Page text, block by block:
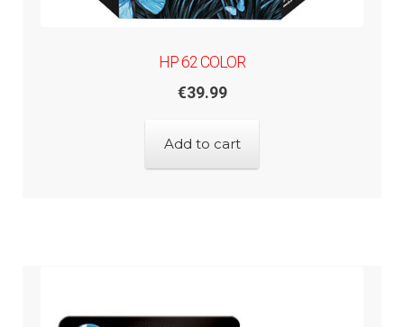
HP 62 COLOR
€39.99
Add to cart